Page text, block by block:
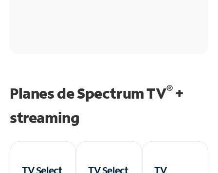
Planes de Spectrum TV®+
streaming
TV Select
TV Select
TV